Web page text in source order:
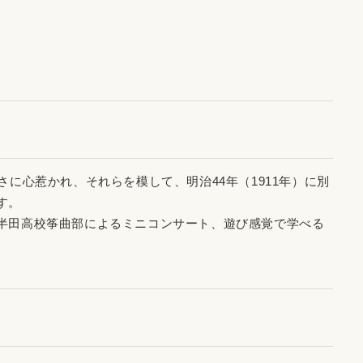
心惹かれ、それらを模して、明治44年（1911年）に別
。
高校筝曲部によるミニコンサート、遊び感覚で学べる